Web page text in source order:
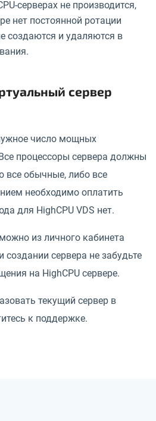
серверах не производится,
нет постоянной ротации
создаются и удаляются в
сервер
число мощных
процессоры сервера должны
все обычные, либо все
необходимо оплатить
для HighCPU VDS нет.
из личного кабинета
сервера не забудьте
на HighCPU сервере.
текущий сервер в
к поддержке.